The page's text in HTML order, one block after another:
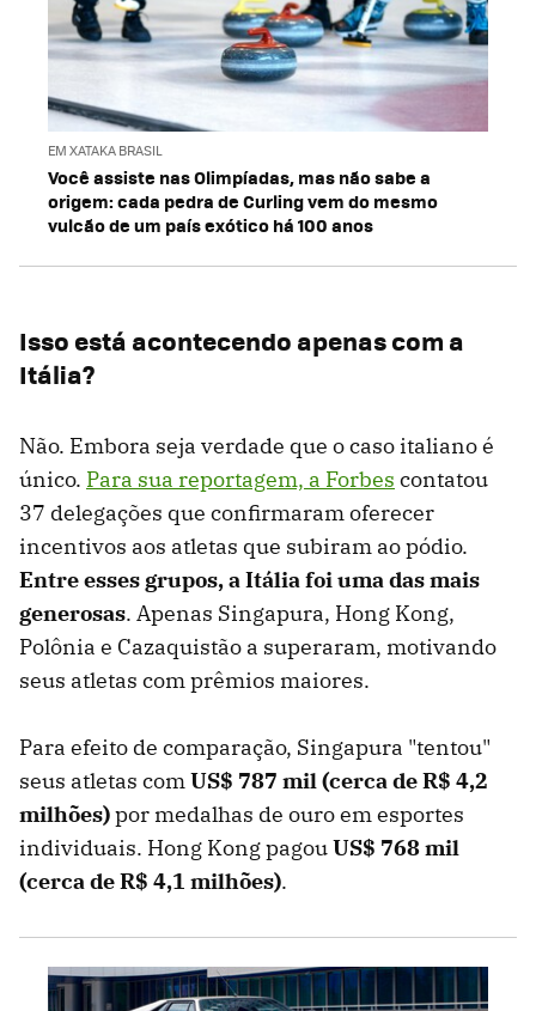
EM XATAKA BRASIL
Você assiste nas Olimpíadas, mas não sabe a
origem: cada pedra de Curling vem do mesmo
vulcão de um país exótico há 100 anos
Isso está acontecendo apenas com a
Itália?
Não. Embora seja verdade que o caso italiano é
único. Para sua reportagem, a Forbes contatou
37 delegações que confirmaram oferecer
incentivos aos atletas que subiram ao pódio.
Entre esses grupos, a Itália foi uma das mais
generosas. Apenas Singapura, Hong Kong,
Polônia e Cazaquistão a superaram, motivando
seus atletas com prêmios maiores.
Para efeito de comparação, Singapura "tentou"
seus atletas comUS$ 787 mil (cerca de R$ 4,2
milhões)por medalhas de ouro em esportes
individuais. Hong Kong pagouUS$ 768 mil
(cerca de R$ 4,1 milhões).